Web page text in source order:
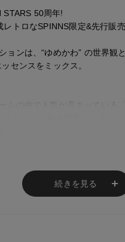
STARS 50周年!
レトロなSPINNS限定&先行販
ョンは、“ゆめかわ” の世界観
センスをミックス。
続きを見る